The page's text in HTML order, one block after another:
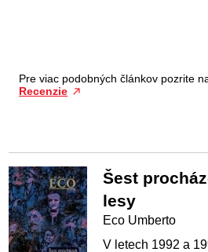
Pre viac podobných článkov pozrite
Recenzie
Šest
lesy
Eco Umberto
V letech 1992 a